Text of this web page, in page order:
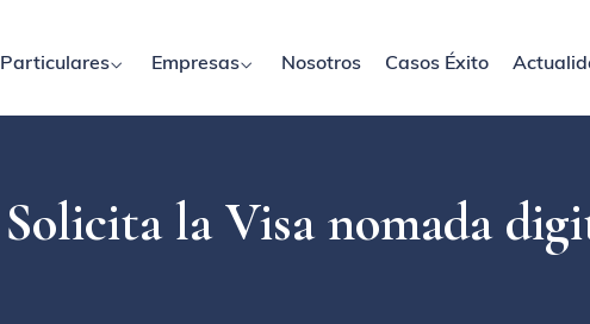
Particulares Empresas Nosotros Casos Éxito
Solicita la Visa nomada